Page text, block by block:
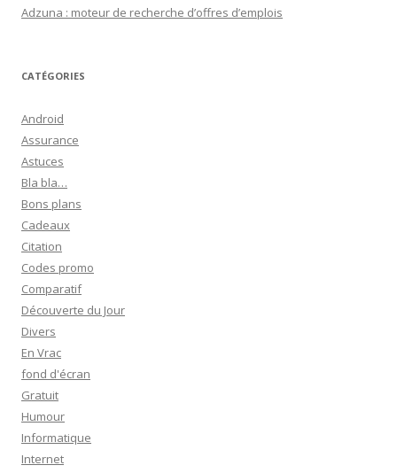
Adzuna : moteur de recherche d’offres d’emplois
CATÉGORIES
Android
Assurance
Astuces
Bla bla…
Bons plans
Cadeaux
Citation
Codes promo
Comparatif
Découverte du Jour
Divers
En Vrac
fond d'écran
Gratuit
Humour
Informatique
Internet